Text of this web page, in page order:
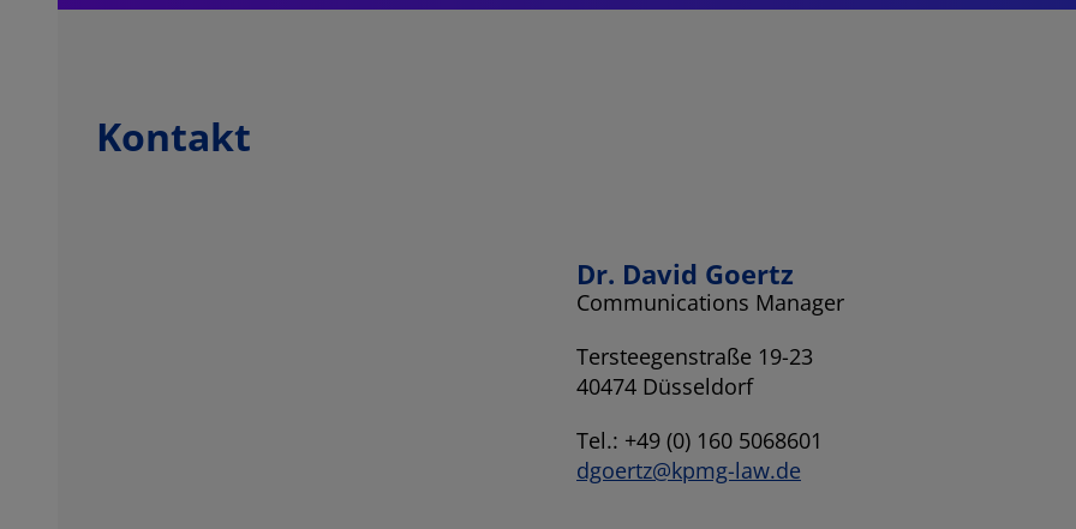
Kontakt
Dr. David Goertz
Communications Manager
Tersteegenstraße 19-23
40474 Düsseldorf
Tel.: +49 (0) 160 5068601
dgoertz@kpmg-law.de